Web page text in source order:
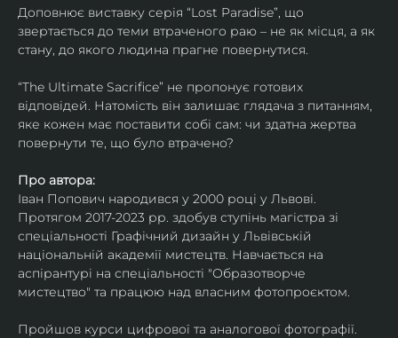
Доповнює виставку серія “Lost Paradise”, що
звертається до теми втраченого раю – не як місця, а як
стану, до якого людина прагне повернутися.
“The Ultimate Sacrifice” не пропонує готових
відповідей. Натомість він залишає глядача з питанням,
яке кожен має поставити собі сам: чи здатна жертва
повернути те, що було втрачено?
Про автора:
Іван Попович народився у 2000 році у Львові.
Протягом 2017-2023 рр. здобув ступінь магістра зі
спеціальності Графічний дизайн у Львівській
національній академії мистецтв. Навчається на
аспірантурі на спеціальності "Образотворче
мистецтво" та працюю над власним фотопроєктом.
Пройшов курси цифрової та аналогової фотографії.